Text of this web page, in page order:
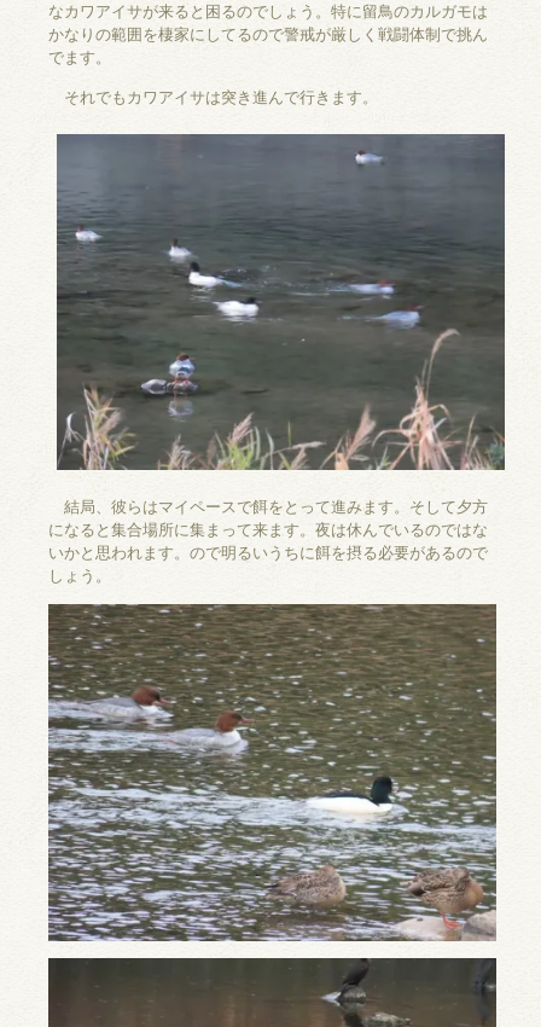
なカワアイサが来ると困るのでしょう。特に留鳥のカルガモは
かなりの範囲を棲家にしてるので警戒が厳しく戦闘体制で挑ん
でます。
それでもカワアイサは突き進んで行きます。
結局、彼らはマイペースで餌をとって進みます。そして夕方
になると集合場所に集まって来ます。夜は休んでいるのではな
いかと思われます。ので明るいうちに餌を摂る必要があるので
しょう。